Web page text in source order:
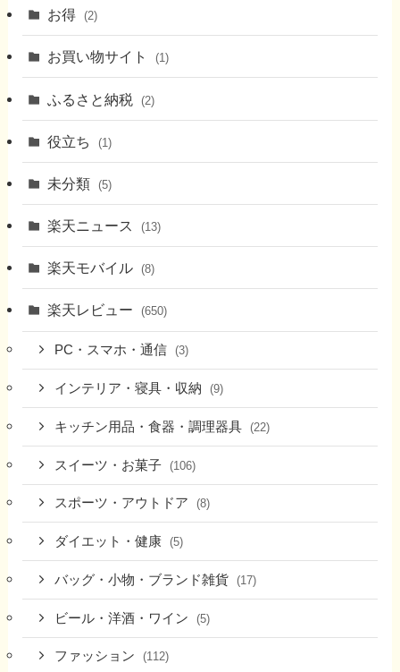
お得 (2)
お買い物サイト (1)
ふるさと納税 (2)
役立ち (1)
未分類 (5)
楽天ニュース (13)
楽天モバイル (8)
楽天レビュー (650)
PC・スマホ・通信 (3)
インテリア・寝具・収納 (9)
キッチン用品・食器・調理器具 (22)
スイーツ・お菓子 (106)
スポーツ・アウトドア (8)
ダイエット・健康 (5)
バッグ・小物・ブランド雑貨 (17)
ビール・洋酒・ワイン (5)
ファッション (112)